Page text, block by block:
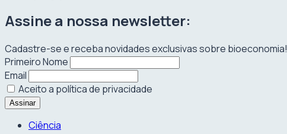
Assine a nossa newsletter:
Cadastre-se e receba novidades exclusivas sobre bioeconomia!
Primeiro Nome
Email
Aceito a política de privacidade
Ciência